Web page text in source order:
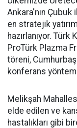
Ankara'nın Çubuk
en stratejik
hazırlanıyor. Türk
ProTürk Plazma
töreni,
konferans
Melikşah
elde edilen ve
hastalıkları gibi